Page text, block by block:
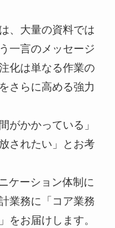
、大量の資料では
一言のメッセージ
化は単なる作業の
さらに高める強力
がかかっている」
されたい」とお考
ケーション体制に
業務に「コア業務
をお届けします。